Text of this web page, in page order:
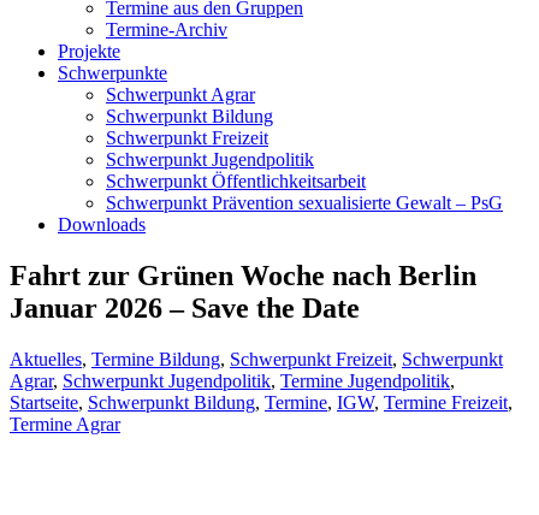
Termine aus den Gruppen
Termine-Archiv
Projekte
Schwerpunkte
Schwerpunkt Agrar
Schwerpunkt Bildung
Schwerpunkt Freizeit
Schwerpunkt Jugendpolitik
Schwerpunkt Öffentlichkeitsarbeit
Schwerpunkt Prävention sexualisierte Gewalt – PsG
Downloads
Fahrt zur Grünen Woche nach Berlin
Januar 2026 – Save the Date
Aktuelles, Termine Bildung, Schwerpunkt Freizeit, Schwerpunkt
Agrar, Schwerpunkt Jugendpolitik, Termine Jugendpolitik,
Startseite, Schwerpunkt Bildung, Termine, IGW, Termine Freizeit,
Termine Agrar